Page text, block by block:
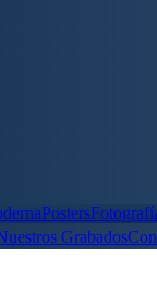
Posters
Grabados